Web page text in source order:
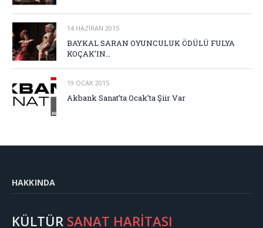
14 HAZIRAN 2015
BAYKAL SARAN OYUNCULUK ÖDÜLÜ FULYA
KOÇAK’IN…
19 OCAK 2015
Akbank Sanat’ta Ocak’ta Şiir Var
HAKKINDA
KÜLTÜR SANAT HARİTASI